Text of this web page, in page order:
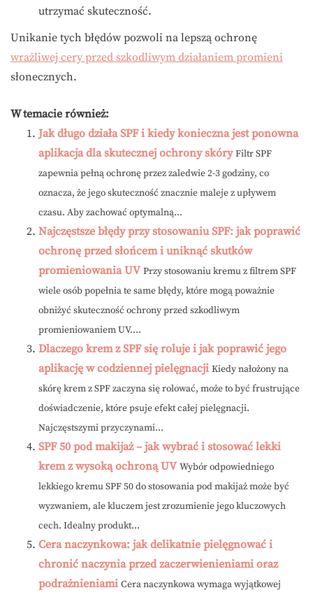
utrzymać skuteczność.
Unikanie tych błędów pozwoli na lepszą ochronę
wrażliwej cery przed szkodliwym działaniem promieni
słonecznych.
W temacie również:
Jak długo działa SPF i kiedy konieczna jest ponowna
aplikacja dla skutecznej ochrony skóry Filtr SPF
zapewnia pełną ochronę przez zaledwie 2-3 godziny, co
oznacza, że jego skuteczność znacznie maleje z upływem
czasu. Aby zachować optymalną...
Najczęstsze błędy przy stosowaniu SPF: jak poprawić
ochronę przed słońcem i uniknąć skutków
promieniowania UV Przy stosowaniu kremu z filtrem SPF
wiele osób popełnia te same błędy, które mogą poważnie
obniżyć skuteczność ochrony przed szkodliwym
promieniowaniem UV....
Dlaczego krem z SPF się roluje i jak poprawić jego
aplikację w codziennej pielęgnacji Kiedy nałożony na
skórę krem z SPF zaczyna się rolować, może to być frustrujące
doświadczenie, które psuje efekt całej pielęgnacji.
Najczęstszymi przyczynami...
SPF 50 pod makijaż – jak wybrać i stosować lekki
krem z wysoką ochroną UV Wybór odpowiedniego
lekkiego kremu SPF 50 do stosowania pod makijaż może być
wyzwaniem, ale kluczem jest zrozumienie jego kluczowych
cech. Idealny produkt...
Cera naczynkowa: jak delikatnie pielęgnować i
chronić naczynia przed zaczerwienieniami oraz
podrażnieniami Cera naczynkowa wymaga wyjątkowej